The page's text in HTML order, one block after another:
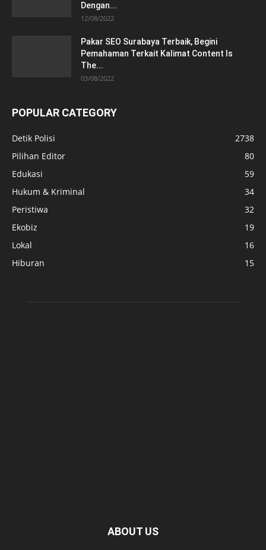
Dengan...
12/08/2022
Pakar SEO Surabaya Terbaik, Begini
Pemahaman Terkait Kalimat Content Is
The...
03/08/2022
POPULAR CATEGORY
Detik Polisi
2738
Pilihan Editor
80
Edukasi
59
Hukum & Kriminal
34
Peristiwa
32
Ekobiz
19
Lokal
16
Hiburan
15
ABOUT US